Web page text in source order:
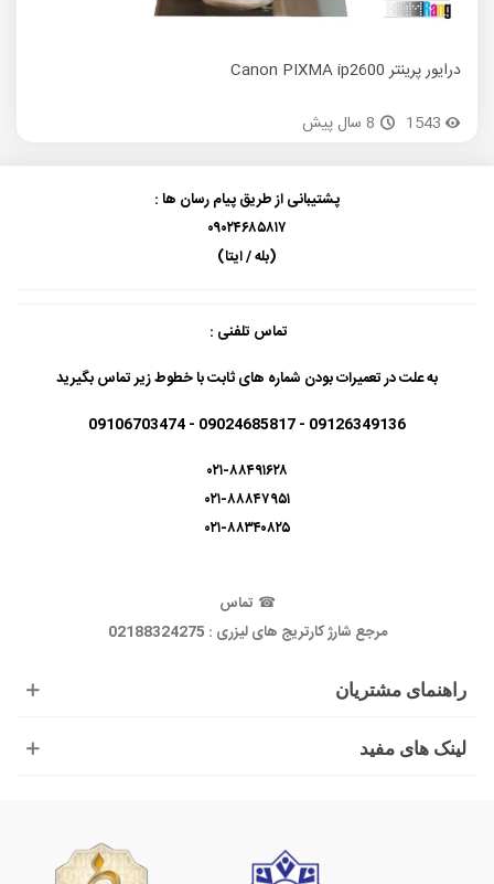
درایور پرینتر Canon PIXMA ip2600
1543
8 سال پیش
راهنمای مشتریان
لینک های مفید
پشتیبانی از طریق پیام رسان ها :
۰۹۰۲۴۶۸۵۸۱۷
(بله / ایتا)
تماس تلفنی :
به علت در تعمیرات بودن شماره های ثابت با خطوط زیر تماس بگیرید
09126349136 - 09024685817 - 09106703474
۰۲۱-۸۸۴۹۱۶۲۸
۰۲۱-۸۸۸۴۷۹۵۱
۰۲۱-۸۸۳۴۰۸۲۵
☎ تماس
مرجع شارژ کارتریج های لیزری : 02188324275